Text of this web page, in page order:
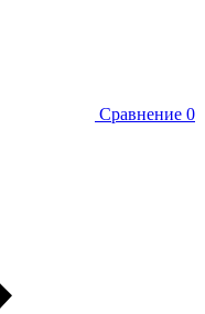
Сравнение 0